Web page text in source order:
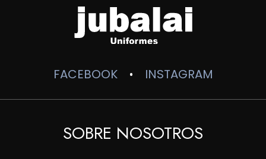
FACEBOOK • INSTAGRAM
SOBRE NOSOTROS